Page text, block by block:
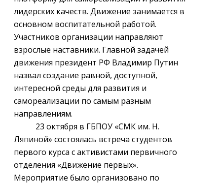
лидерских качеств. Движение занимается в
основном воспитательной работой.
Участников организации направляют
взрослые наставники. Главной задачей
движения президент РФ Владимир Путин
назвал создание равной, доступной,
интересной среды для развития и
самореализации по самым разным
направлениям.
23 октября в ГБПОУ «СМК им. Н.
Ляпиной» состоялась встреча студентов
первого курса с активистами первичного
отделения «Движение первых».
Мероприятие было организовано по